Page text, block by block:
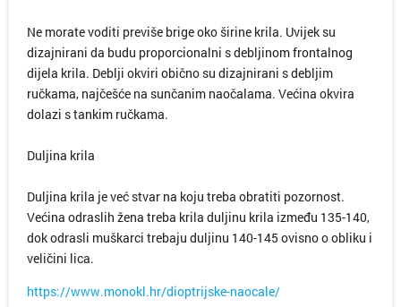
Ne morate voditi previše brige oko širine krila. Uvijek su
dizajnirani da budu proporcionalni s debljinom frontalnog
dijela krila. Deblji okviri obično su dizajnirani s debljim
ručkama, najčešće na sunčanim naočalama. Većina okvira
dolazi s tankim ručkama.
Duljina krila
Duljina krila je već stvar na koju treba obratiti pozornost.
Većina odraslih žena treba krila duljinu krila između 135-140,
dok odrasli muškarci trebaju duljinu 140-145 ovisno o obliku i
veličini lica.
https://www.monokl.hr/dioptrijske-naocale/